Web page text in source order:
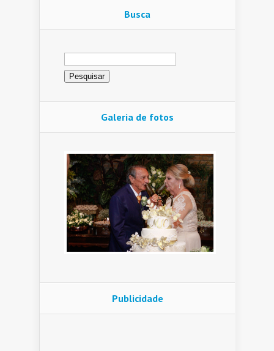
Busca
Pesquisar
por:
Galeria de fotos
Publicidade